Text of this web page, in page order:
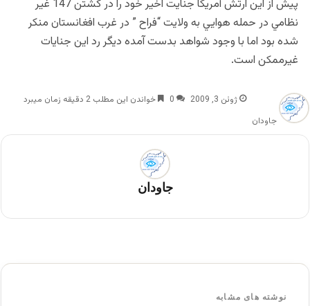
پيش از اين ارتش آمريكا جنايت اخير خود را در كشتن 147 غير
نظامي در حمله هوايي به ولايت “فراح ” در غرب افغانستان منكر
شده بود اما با وجود شواهد بدست آمده ديگر رد اين جنايات
غيرممكن است.
جاودان
ژوئن 3, 2009 0 خواندن این مطلب 2 دقیقه زمان میبرد
جاودان
نوشته های مشابه